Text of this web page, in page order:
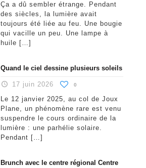
Ça a dû sembler étrange. Pendant
des siècles, la lumière avait
toujours été liée au feu. Une bougie
qui vacille un peu. Une lampe à
huile […]
Quand le ciel dessine plusieurs soleils
17 juin 2026 0
Le 12 janvier 2025, au col de Joux
Plane, un phénomène rare est venu
suspendre le cours ordinaire de la
lumière : une parhélie solaire.
Pendant […]
Brunch avec le centre régional Centre